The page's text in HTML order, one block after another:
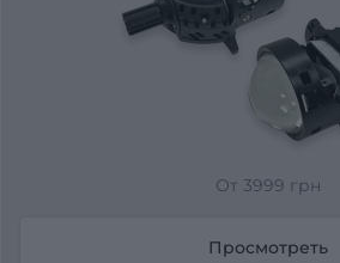
От 3999 грн
Просмотреть